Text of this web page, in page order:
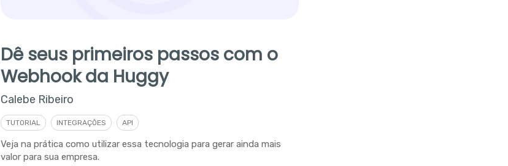
Dê seus primeiros passos com o
Webhook da Huggy
Calebe Ribeiro
TUTORIAL INTEGRAÇÕES API
Veja na prática como utilizar essa tecnologia para gerar ainda mais
valor para sua empresa.